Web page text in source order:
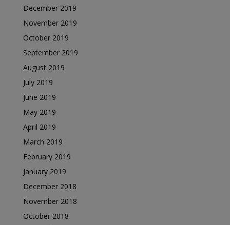
December 2019
November 2019
October 2019
September 2019
August 2019
July 2019
June 2019
May 2019
April 2019
March 2019
February 2019
January 2019
December 2018
November 2018
October 2018